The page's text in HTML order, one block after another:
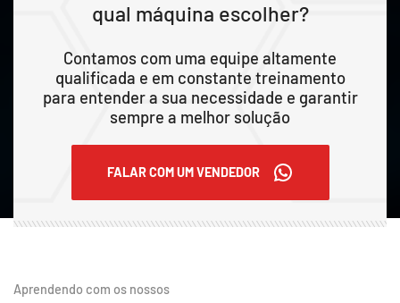
qual máquina escolher?
Contamos com uma equipe altamente
qualificada e em constante treinamento
para entender a sua necessidade e garantir
sempre a melhor solução
FALAR COM UM VENDEDOR
Aprendendo com os nossos